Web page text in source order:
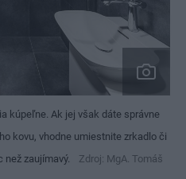
kúpeľne. Ak jej však dáte správne
kovu, vhodne umiestnite zrkadlo či
zaujímavý.
Zdroj: MgA. Tomáš